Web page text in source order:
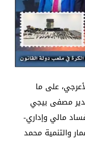
على ما
مصفى بيجي
مالي وإداري-
والتنمية محمد